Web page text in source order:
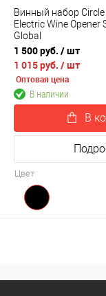
Винный набор
Electric Wine Opener
Global
1 500 руб. / шт
1 015 руб. / шт
Оптовая цена
В наличии
В
Цвет